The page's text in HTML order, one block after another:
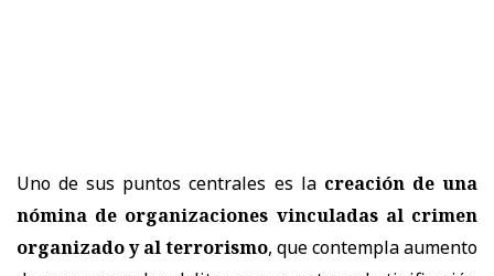
Uno de sus puntos centrales es la creación de una
nómina de organizaciones vinculadas al crimen
organizado y al terrorismo, que contempla aumento